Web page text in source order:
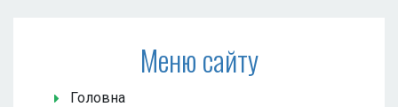
Меню сайту
Головна